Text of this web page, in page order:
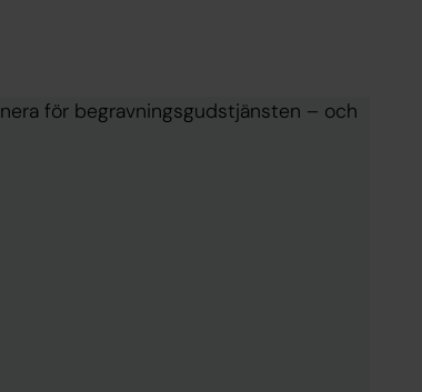
för begravningsgudstjänsten – och